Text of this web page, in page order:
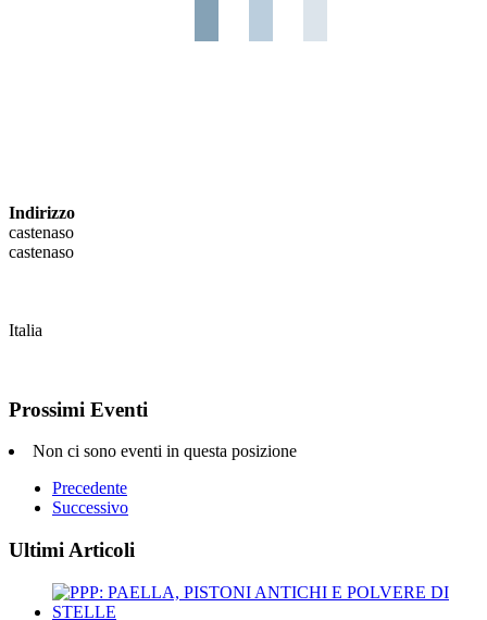
Indirizzo
castenaso
castenaso
Italia
Prossimi Eventi
Non ci sono eventi in questa posizione
Precedente
Successivo
Ultimi Articoli